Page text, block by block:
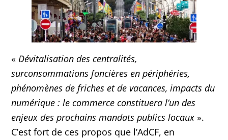
«Dévitalisation des centralités,
surconsommations foncières en périphéries,
phénomènes de friches et de vacances, impacts du
numérique : le commerce constituera l’un des
enjeux des prochains mandats publics locaux ».
C’est fort de ces propos que l’AdCF, en